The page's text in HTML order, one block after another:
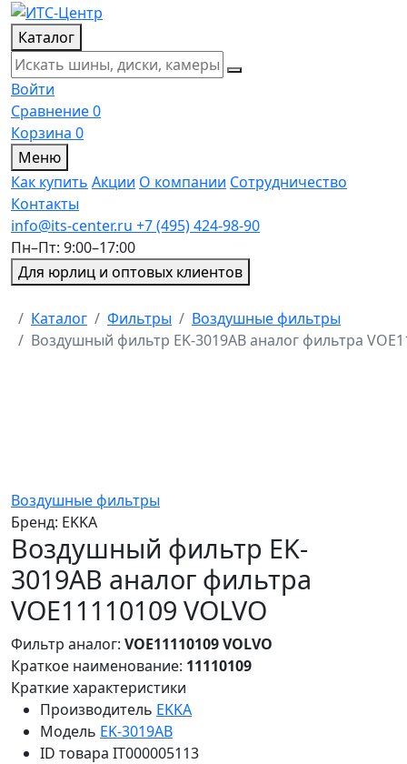
Каталог
Войти
Сравнение0
Корзина 0
Меню
Как купить Акции О компании Сотрудничество
Контакты
info@its-center.ru +7 (495) 424-98-90
Пн–Пт: 9:00–17:00
Для юрлиц и оптовых клиентов
Главная
Каталог Фильтры
Воздушные фильтры
Воздушный фильтр EK-3019AB аналог фильтра
Воздушные фильтры
Бренд: EKKA
Воздушный фильтр EK-
3019AB аналог фильтра
VOE11110109 VOLVO
Фильтр аналог: VOE11110109 VOLVO
Краткое наименование: 11110109
Краткие характеристики
Производитель EKKA
Модель EK-3019AB
ID товара IT000005113